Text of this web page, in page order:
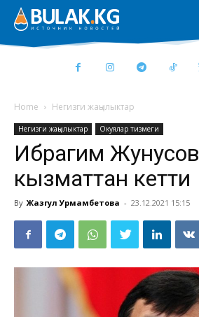
Home Негизги жаңылыктар
Негизги жаңылыктар Окуялар тизмеги
Ибрагим Жунусов
кызматтан кетти
By Жазгул Урмамбетова - 23.12.2021 15:15